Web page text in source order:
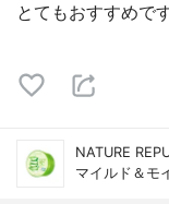
とてもおすすめで
NATURE
マイルド＆モ